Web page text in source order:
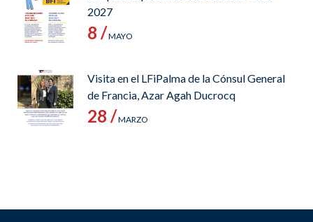
2027
8 /MAYO
Visita en el LFiPalma de la Cónsul General
de Francia, Azar Agah Ducrocq
28 /MARZO